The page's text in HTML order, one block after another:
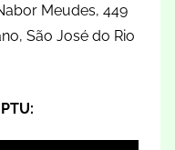
Meudes, 449
São José do Rio